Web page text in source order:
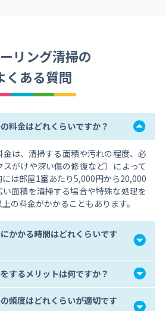
リング清掃の
くある質問
料金はどれくらいですか？
金は、清掃する面積や汚れの程度、必
がけや深い傷の修復など）によって
は部屋1室あたり5,000円から20,000
面積を清掃する場合や特殊な処理を
の料金がかかることもあります。
かかる時間はどれくらいです
するメリットは何ですか？
頻度はどれくらいが適切です